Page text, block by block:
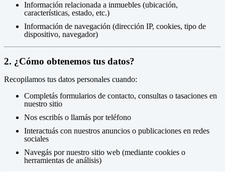
Información relacionada a inmuebles (ubicación,
características, estado, etc.)
Información de navegación (dirección IP, cookies, tipo de
dispositivo, navegador)
2. ¿Cómo obtenemos tus datos?
Recopilamos tus datos personales cuando:
Completás formularios de contacto, consultas o tasaciones en
nuestro sitio
Nos escribís o llamás por teléfono
Interactuás con nuestros anuncios o publicaciones en redes
sociales
Navegás por nuestro sitio web (mediante cookies o
herramientas de análisis)